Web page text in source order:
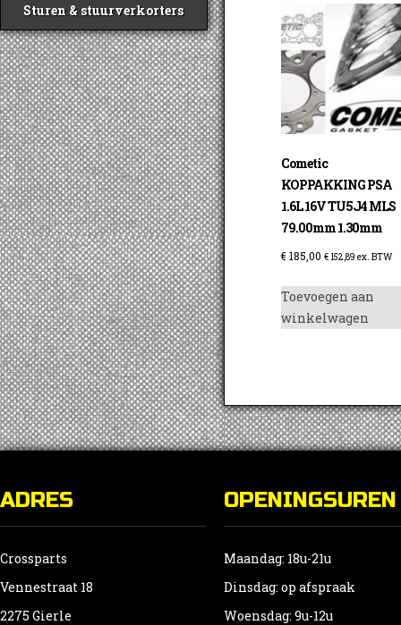
Sturen & stuurverkorters
Cometic
KOPPAKKING PSA
1.6L 16V TU5J4 MLS
79.00mm 1.30mm
€185,00 € 152,89 ex. BTW
Toevoegen aan
winkelwagen
ADRES
Crossparts
Vennestraat 18
2275 Gierle
OPENINGSUREN
Maandag: 18u-21u
Dinsdag: op afspraak
Woensdag: 9u-12u